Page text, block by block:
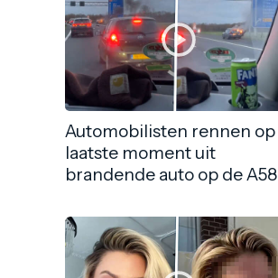
Automobilisten rennen op
laatste moment uit
brandende auto op de A58